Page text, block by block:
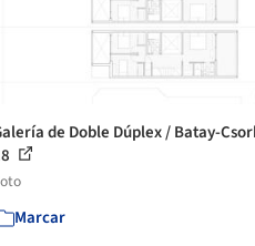
de Doble Dúplex / Batay-
Marcar